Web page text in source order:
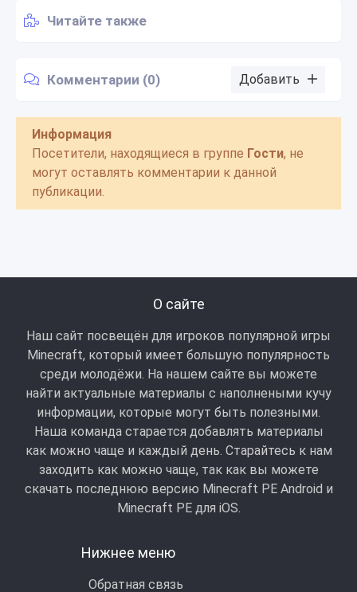
Читайте также
Комментарии (0) Добавить
Информация
Посетители, находящиеся в группе Гости, не
могут оставлять комментарии к данной
публикации.
О сайте
Наш сайт посвещён для игроков популярной игры
Minecraft, который имеет большую популярность
среди молодёжи. На нашем сайте вы можете
найти актуальные материалы с наполнеными кучу
информации, которые могут быть полезными.
Наша команда старается добавлять материалы
как можно чаще и каждый день. Старайтесь к нам
заходить как можно чаще, так как вы можете
скачать последнюю версию Minecraft PE Android и
Minecraft РЕ для iOS.
Нижнее меню
Обратная связь